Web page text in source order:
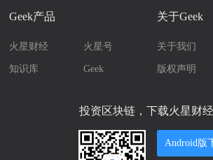
Geek产品
火星财经 火星号
知识库 Geek
关于Geek
关于我们
版权声明
投资区块链，下载火星财
Android版